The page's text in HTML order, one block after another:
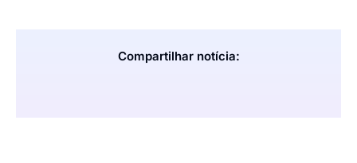
Compartilhar notícia: